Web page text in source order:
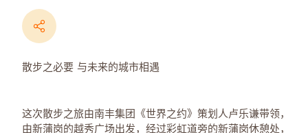
散步之必要 与未来的城市相遇
这次散步之旅由南丰集团《世界之约》策划人卢乐谦带领，
由新蒲岗的越秀广场出发，经过彩虹道旁的新蒲岗休憩处，